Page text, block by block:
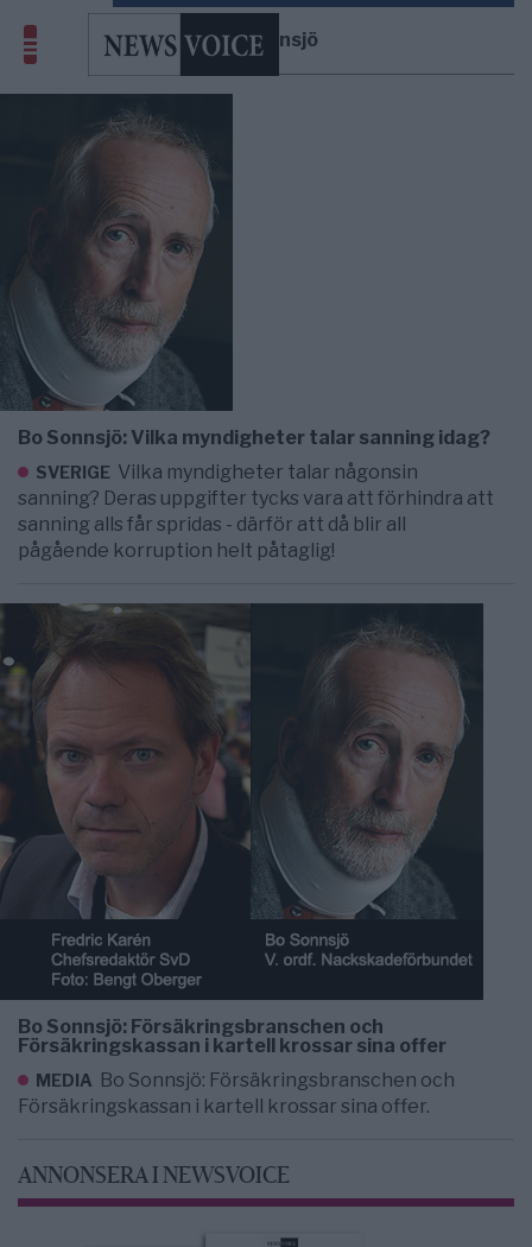
Bo Sonnsjö
Bo Sonnsjö: Vilka myndigheter talar sanning idag?
SVERIGE Vilka myndigheter talar någonsin
sanning? Deras uppgifter tycks vara att förhindra att
sanning alls får spridas - därför att då blir all
pågående korruption helt påtaglig!
Bo Sonnsjö: Försäkringsbranschen och
Försäkringskassan i kartell krossar sina offer
MEDIA Bo Sonnsjö: Försäkringsbranschen och
Försäkringskassan i kartell krossar sina offer.
ANNONSERA I NEWSVOICE